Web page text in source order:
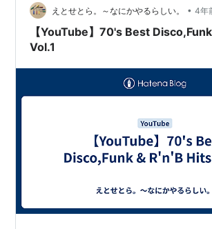
えとせとら。～なにかやるらしい。 • 4年
【YouTube】70's Best
Vol.1